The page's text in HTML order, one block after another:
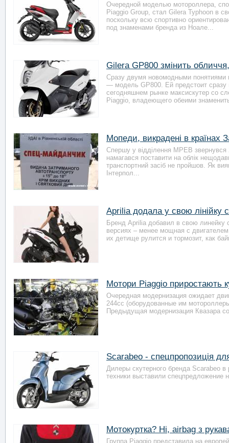
Очередной моделью мотороллера,
Piaggio Group, стал Gilera Typhoon в
поскольку всю спортивно
под знаменами бренда из Ноале...
Gilera GP800 змінить
Сразу двумя новомодными понятиями
— модель GP800. Ей предстоит
сегодняшнем рынке максискутер со
Piaggio, владеющего обеими
Мопеди, викрадені в країнах
Спершу у відділення МРЕВ звернувся
намагався поставити на облік
транспортний засіб не пройшов. Як
Інтерпол...
Aprilia додала у свою лінійку
Бренд Aprilia добавил в свою
версиях – менее мощная с
их детище рулится и тормозит, как
Мотори Piaggio приростають
Очередная модернизация ожидает
244сс (оборудованные им
Предыдущая модернизация Квазара
Scarabeo - спецпропозиція
Дилеры скутерного бренда Scarabeo
техники выставили спецпредложение
Мотокуртка? Ні, airbag з
Группа Piaggio представила на